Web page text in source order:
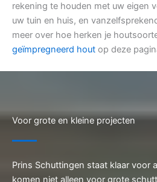
rekening te houden met uw eigen
uw tuin en huis, en
meer over hoe herken je
geïmpregneerd hout op deze
Voor grote en kleine projecten
Prins Schuttingen staat klaar voor
komen niet alleen voor grote